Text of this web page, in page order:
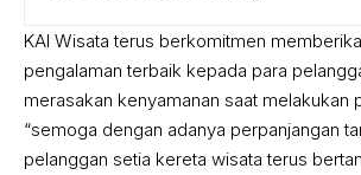
KAI Wisata terus berkomitmen
pengalaman terbaik kepada para
merasakan kenyamanan saat melakukan
“semoga dengan adanya perpanjangan
pelanggan setia kereta wisata terus